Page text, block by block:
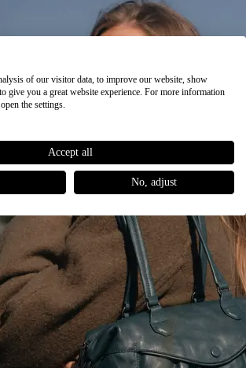
of our visitor data, to improve our website, show
give you a great website experience. For more information
the settings.
Accept all
No, adjust